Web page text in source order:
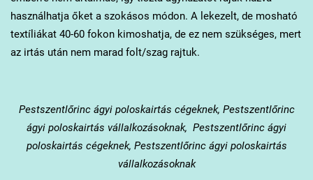
használhatja őket a szokásos módon. A lekezelt, de mosható
textíliákat 40-60 fokon kimoshatja, de ez nem szükséges, mert
az irtás után nem marad folt/szag rajtuk.
Pestszentlőrincágyi poloskairtás cégeknek, Pestszentlőrinc
ágyi poloskairtás vállalkozásoknak, Pestszentlőrinc ágyi
poloskairtás cégeknek, Pestszentlőrinc ágyi poloskairtás
vállalkozásoknak